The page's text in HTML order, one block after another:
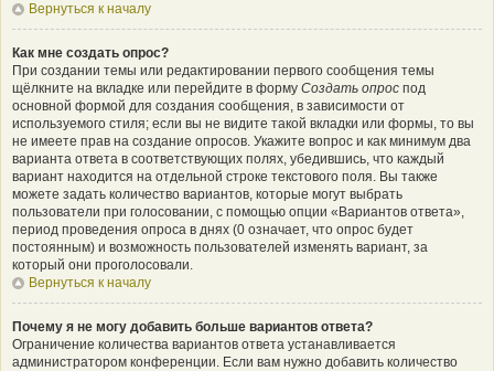
Вернуться к началу
Как мне создать опрос?
При создании темы или редактировании первого сообщения темы
щёлкните на вкладке или перейдите в форму Создать опрос под
основной формой для создания сообщения, в зависимости от
используемого стиля; если вы не видите такой вкладки или формы, то вы
не имеете прав на создание опросов. Укажите вопрос и как минимум два
варианта ответа в соответствующих полях, убедившись, что каждый
вариант находится на отдельной строке текстового поля. Вы также
можете задать количество вариантов, которые могут выбрать
пользователи при голосовании, с помощью опции «Вариантов ответа»,
период проведения опроса в днях (0 означает, что опрос будет
постоянным) и возможность пользователей изменять вариант, за
который они проголосовали.
Вернуться к началу
Почему я не могу добавить больше вариантов ответа?
Ограничение количества вариантов ответа устанавливается
администратором конференции. Если вам нужно добавить количество